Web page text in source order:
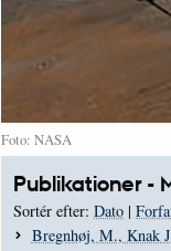
Foto: NASA
Publikationer -
Sortér efter: Dato |
Bregnhøj, M., Knak